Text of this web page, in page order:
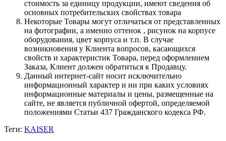
стоимость за единицу продукции, имеют сведения об
основных потребительских свойствах товара
Некоторые Товары могут отличаться от представленных
на фотографии, а именно оттенок , рисунок на корпусе
оборудования, цвет корпуса и т.п. В случае
возникновения у Клиента вопросов, касающихся
свойств и характеристик Товара, перед оформлением
Заказа, Клиент должен обратиться к Продавцу.
Данный интернет-сайт носит исключительно
информационный характер и ни при каких условиях
информационные материалы и цены, размещенные на
сайте, не является публичной офертой, определяемой
положениями Статьи 437 Гражданского кодекса РФ.
Теги: KAISER